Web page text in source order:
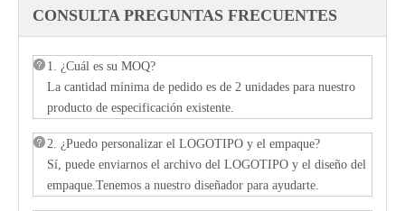
CONSULTA PREGUNTAS FRECUENTES
1. ¿Cuál es su MOQ?
La cantidad mínima de pedido es de 2 unidades para nuestro
producto de especificación existente.
2. ¿Puedo personalizar el LOGOTIPO y el empaque?
Sí, puede enviarnos el archivo del LOGOTIPO y el diseño del
empaque.Tenemos a nuestro diseñador para ayudarte.